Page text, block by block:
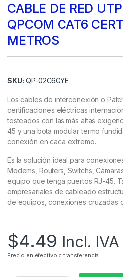
CABLE DE RED
QPCOM CAT6
METROS
SKU: QP-02C6GYE
Los cables de interconexión o
certificaciones eléctricas
testeados con las más altas
45 y una bota modular termo
conexión en cada extremo.
Es la solución ideal para
Modems, Routers, Switchs,
equipo que tenga puertos RJ-45.
empresariales de cableado
de equipos, conexiones cruzadas
$4.49 Incl. IVA
Precio en efectivo o transferencia